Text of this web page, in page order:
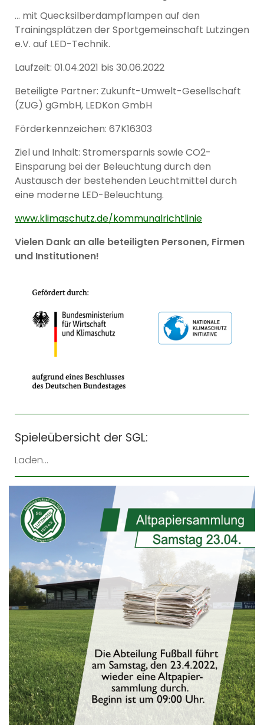
… mit Quecksilberdampflampen auf den
Trainingsplätzen der Sportgemeinschaft Lutzingen
e.V. auf LED-Technik.
Laufzeit: 01.04.2021 bis 30.06.2022
Beteiligte Partner: Zukunft-Umwelt-Gesellschaft
(ZUG) gGmbH, LEDKon GmbH
Förderkennzeichen: 67K16303
Ziel und Inhalt: Stromersparnis sowie CO2-
Einsparung bei der Beleuchtung durch den
Austausch der bestehenden Leuchtmittel durch
eine moderne LED-Beleuchtung.
www.klimaschutz.de/kommunalrichtlinie
Vielen Dank an alle beteiligten Personen, Firmen
und Institutionen!
Spieleübersicht der SGL:
Laden...